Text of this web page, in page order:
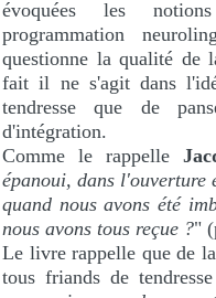
évoquées les
programmation
questionne la qualité de
fait il ne s'agit dans
tendresse que de
d'intégration.
Comme le rappelle
épanoui, dans l'ouverture
quand nous avons été
nous avons tous reçue ?"
Le livre rappelle que de
tous friands de